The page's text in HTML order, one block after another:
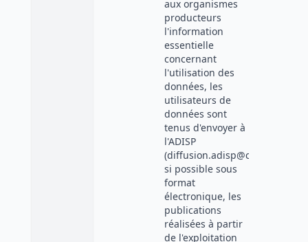
aux organismes
producteurs
l'information
essentielle
concernant
l'utilisation des
données, les
utilisateurs de
données sont
tenus d'envoyer à
l'ADISP
(diffusion.adisp@cnrs.fr),
si possible sous
format
électronique, les
publications
réalisées à partir
de l'exploitation